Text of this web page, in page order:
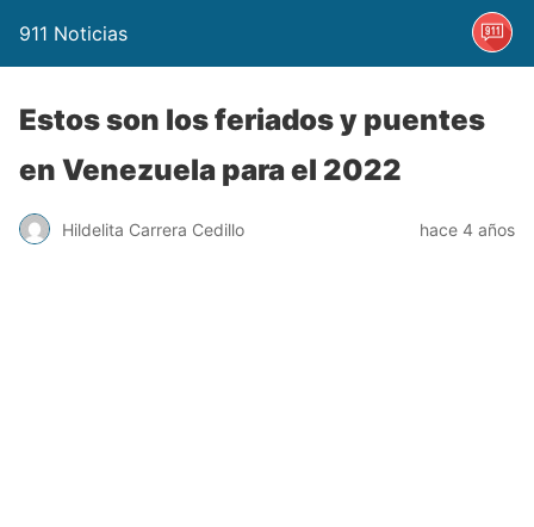
911 Noticias
Estos son los feriados y puentes
en Venezuela para el 2022
Hildelita Carrera Cedillo hace 4 años